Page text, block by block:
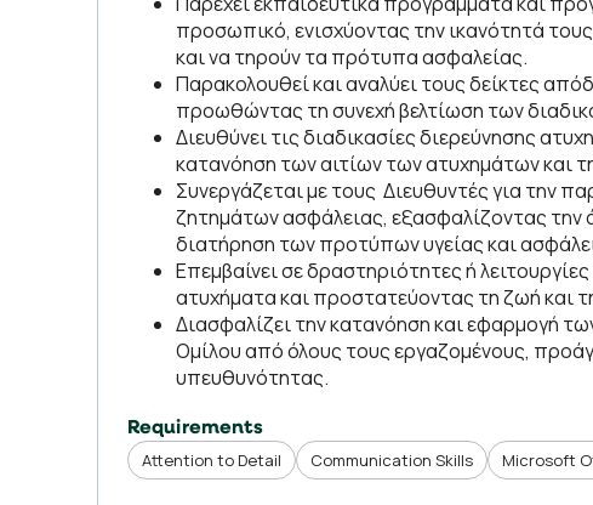
προσωπικό, ενισχύοντας την ικανότητά
και να τηρούν τα πρότυπα ασφαλείας.
Παρακολουθεί και αναλύει τους δείκτες
προωθώντας τη συνεχή βελτίωση των
Διευθύνει τις διαδικασίες διερεύνησης
κατανόηση των αιτίων των ατυχημάτων και
Συνεργάζεται με τους Διευθυντές για την
ζητημάτων ασφάλειας, εξασφαλίζοντας την
διατήρηση των προτύπων υγείας και
Επεμβαίνει σε δραστηριότητες ή
ατυχήματα και προστατεύοντας τη ζωή και
Διασφαλίζει την κατανόηση και εφαρμογή
Ομίλου από όλους τους εργαζομένους,
υπευθυνότητας.
Requirements
Attention to Detail Communication Skills Microsoft